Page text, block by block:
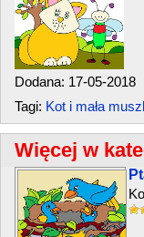
Dodana: 17-05-2018
Tagi: Kot i mała
Więcej w